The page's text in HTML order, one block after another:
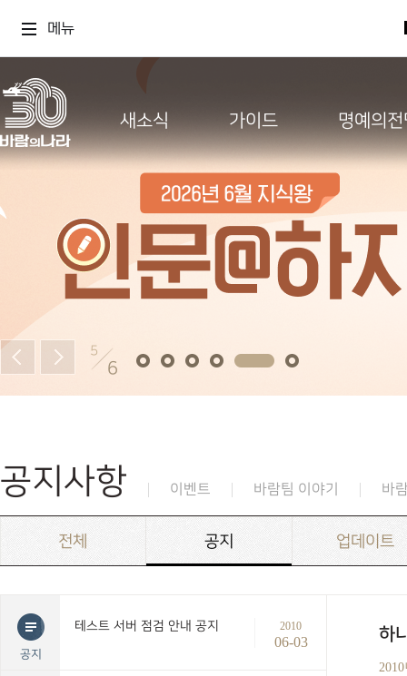
메뉴
새소식 가이드 명예의
5
6
공지사항 이벤트 바람팀 이야기 바
전체 공지 업데이트
공지
테스트 서버 점검 안내 공지 2010
06-03 하